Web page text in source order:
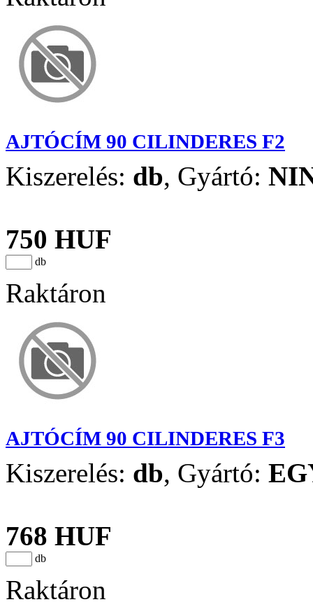
AJTÓCÍM 90 CILINDERES F2
Kiszerelés: db, Gyártó:
750 HUF
db
Raktáron
AJTÓCÍM 90 CILINDERES F3
Kiszerelés: db, Gyártó:
768 HUF
db
Raktáron